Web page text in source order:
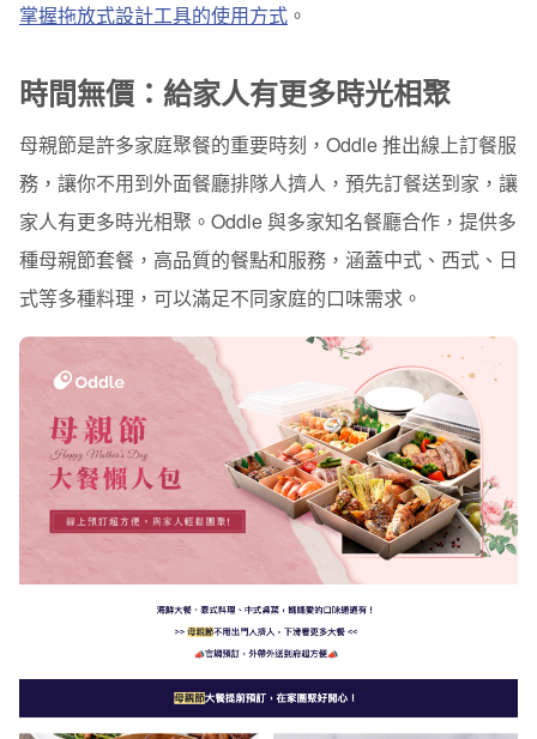
倒數計時：母親專屬優惠將在 XX 小時 XX 分鐘後結束！
掌握拖放式設計工具的使用方式 。
時間無價：給家人有更多時光相聚
母親節是許多家庭聚餐的重要時刻，Oddle 推出線上訂餐服
務，讓你不用到外面餐廳排隊人擠人，預先訂餐送到家，讓
家人有更多時光相聚。Oddle與多家知名餐廳合作，提供多
種母親節套餐， 高品質的餐點和服務，涵蓋中式、西式、日
式等多種料理，可以滿足不同家庭的口味需求。